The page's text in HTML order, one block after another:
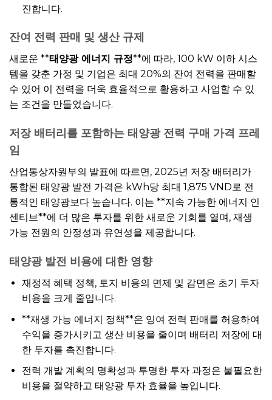
진합니다.
잔여 전력 판매 및 생산 규제
새로운 **태양광 에너지 규정**에 따라, 100 kW 이하 시스
템을 갖춘 가정 및 기업은 최대 20%의 잔여 전력을 판매할
수 있어 이 전력을 더욱 효율적으로 활용하고 사업할 수 있
는 조건을 만들었습니다.
저장 배터리를 포함하는 태양광 전력 구매 가격 프레
임
산업통상자원부의 발표에 따르면, 2025년 저장 배터리가
통합된 태양광 발전 가격은 kWh당 최대 1,875 VND로 전
통적인 태양광보다 높습니다. 이는 **지속 가능한 에너지 인
센티브**에 더 많은 투자를 위한 새로운 기회를 열며, 재생
가능 전원의 안정성과 유연성을 제공합니다.
태양광 발전 비용에 대한 영향
재정적 혜택 정책, 토지 비용의 면제 및 감면은 초기 투자
비용을 크게 줄입니다.
**재생 가능 에너지 정책**은 잉여 전력 판매를 허용하여
수익을 증가시키고 생산 비용을 줄이며 배터리 저장에 대
한 투자를 촉진합니다.
전력 개발 계획의 명확성과 투명한 투자 과정은 불필요한
비용을 절약하고 태양광 투자 효율을 높입니다.